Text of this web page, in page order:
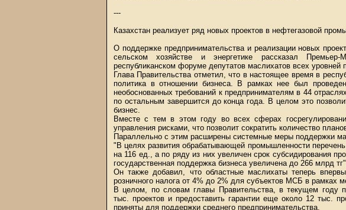
---
Казахстан реализует ряд новых проектов в нефтегазовой
О поддержке предпринимательства и реализации новых
сельском хозяйстве и энергетике рассказал
республиканском форуме депутатов маслихатов всех уровней
Глава Правительства отметил, что в настоящее время в
политика в отношении бизнеса. В рамках нее был
необоснованных требований к предпринимателям в 44
по остальным завершится до конца года. В целом это
бизнес.
Вместе с тем в этом году во всех сферах
управления рисками, что позволит сократить количество
Параллельно с этим расширены системные меры поддержки
"В целях развития обрабатывающей промышленности
на 116 ед., а по ряду из них увеличен срок субсидирования
государственная поддержка бизнеса увеличена до 266 млрд
Он также добавил, что областные маслихаты теперь
розничного налога от 4% до 2% для субъектов МСБ в рамках
В целом, по словам главы Правительства, в текущем году
тыс. проектов и предоставить гарантии еще около 12 тыс.
приняты для поддержки среднего предпринимательства.